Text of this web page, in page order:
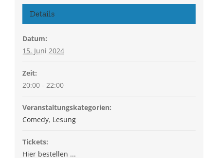
Details
Datum:
15. Juni 2024
Zeit:
20:00 - 22:00
Veranstaltungskategorien:
Comedy, Lesung
Tickets:
Hier bestellen ...